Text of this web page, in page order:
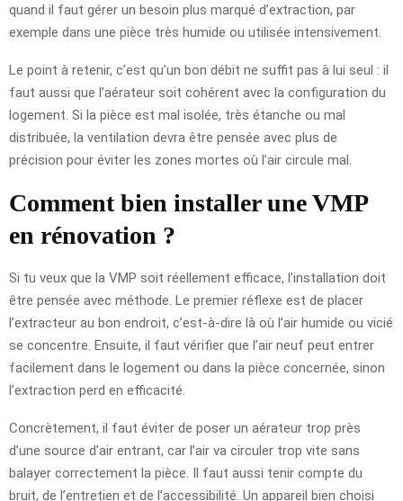
quand il faut gérer un besoin plus marqué d’extraction, par
exemple dans une pièce très humide ou utilisée intensivement.
Le point à retenir, c’est qu’un bon débit ne suffit pas à lui seul : il
faut aussi que l’aérateur soit cohérent avec la configuration du
logement. Si la pièce est mal isolée, très étanche ou mal
distribuée, la ventilation devra être pensée avec plus de
précision pour éviter les zones mortes où l’air circule mal.
Comment bien installer une VMP
en rénovation ?
Si tu veux que la VMP soit réellement efficace, l’installation doit
être pensée avec méthode. Le premier réflexe est de placer
l’extracteur au bon endroit, c’est-à-dire là où l’air humide ou vicié
se concentre. Ensuite, il faut vérifier que l’air neuf peut entrer
facilement dans le logement ou dans la pièce concernée, sinon
l’extraction perd en efficacité.
Concrètement, il faut éviter de poser un aérateur trop près
d’une source d’air entrant, car l’air va circuler trop vite sans
balayer correctement la pièce. Il faut aussi tenir compte du
bruit, de l’entretien et de l’accessibilité. Un appareil bien choisi